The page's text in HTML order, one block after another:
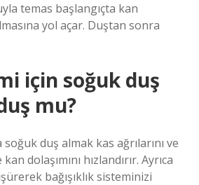
temas başlangıçta kan
yol açar. Duştan sonra
için soğuk duş
mu?
duş almak kas ağrılarını ve
dolaşımını hızlandırır. Ayrıca
bağışıklık sisteminizi